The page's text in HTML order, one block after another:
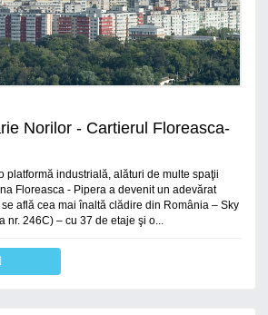
Norilor - Cartierul Floreasca-
platformă industrială, alături de multe spaţii
Floreasca - Pipera a devenit un adevărat
află cea mai înaltă clădire din România – Sky
nr. 246C) – cu 37 de etaje şi o...